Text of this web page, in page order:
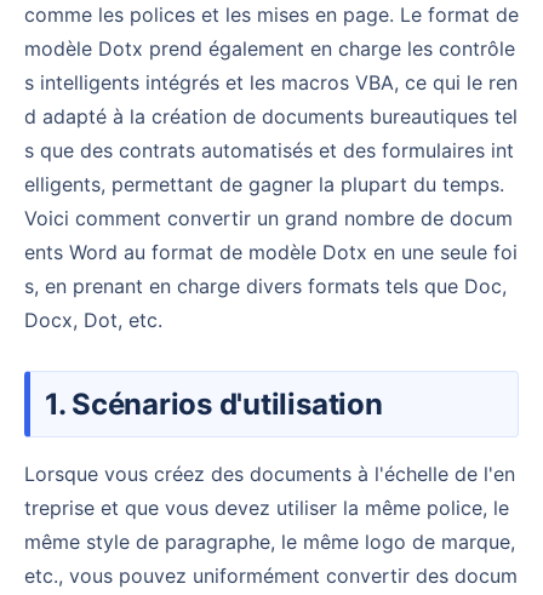
comme les polices et les mises en page. Le format de
modèle Dotx prend également en charge les contrôle
s intelligents intégrés et les macros VBA, ce qui le ren
d adapté à la création de documents bureautiques tel
s que des contrats automatisés et des formulaires int
elligents, permettant de gagner la plupart du temps.
Voici comment convertir un grand nombre de docum
ents Word au format de modèle Dotx en une seule foi
s, en prenant en charge divers formats tels que Doc,
Docx, Dot, etc.
1. Scénarios d'utilisation
Lorsque vous créez des documents à l'échelle de l'en
treprise et que vous devez utiliser la même police, le
même style de paragraphe, le même logo de marque,
etc., vous pouvez uniformément convertir des docum